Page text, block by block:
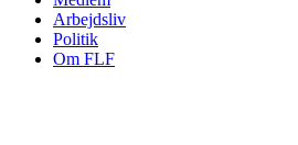
Arbejdsliv
Politik
Om FLF